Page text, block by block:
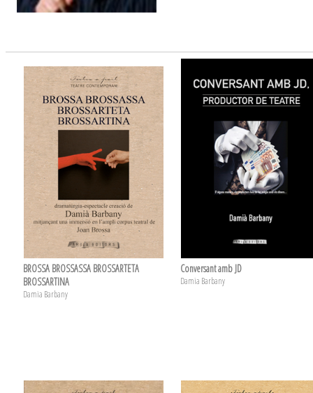
BROSSA BROSSASSA BROSSARTETA
BROSSARTINA
Damia Barbany
Conversant amb JD
Damia Barbany